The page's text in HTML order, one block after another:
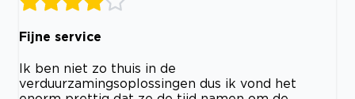
Fijne service
Ik ben niet zo thuis in de
verduurzamingsoplossingen dus ik vond het